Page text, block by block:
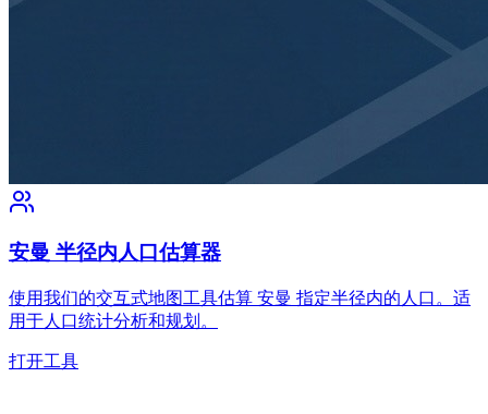
安曼 半径内人口估算器
使用我们的交互式地图工具估算 安曼 指定半径内的人口。适
用于人口统计分析和规划。
打开工具